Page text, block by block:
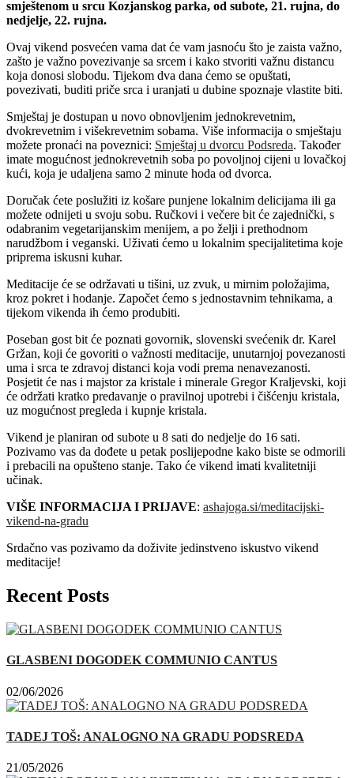
smještenom u srcu Kozjanskog parka, od subote, 21. rujna, do
nedjelje, 22. rujna.
Ovaj vikend posvećen vama dat će vam jasnoću što je zaista važno,
zašto je važno povezivanje sa srcem i kako stvoriti važnu distancu
koja donosi slobodu. Tijekom dva dana ćemo se opuštati,
povezivati, buditi priče srca i uranjati u dubine spoznaje vlastite biti.
Smještaj je dostupan u novo obnovljenim jednokrevetnim,
dvokrevetnim i višekrevetnim sobama. Više informacija o smještaju
možete pronaći na poveznici: Smještaj u dvorcu Podsreda. Također
imate mogućnost jednokrevetnih soba po povoljnoj cijeni u lovačkoj
kući, koja je udaljena samo 2 minute hoda od dvorca.
Doručak ćete poslužiti iz košare punjene lokalnim delicijama ili ga
možete odnijeti u svoju sobu. Ručkovi i večere bit će zajednički, s
odabranim vegetarijanskim menijem, a po želji i prethodnom
narudžbom i veganski. Uživati ćemo u lokalnim specijalitetima koje
priprema iskusni kuhar.
Meditacije će se održavati u tišini, uz zvuk, u mirnim položajima,
kroz pokret i hodanje. Započet ćemo s jednostavnim tehnikama, a
tijekom vikenda ih ćemo produbiti.
Poseban gost bit će poznati govornik, slovenski svećenik dr. Karel
Gržan, koji će govoriti o važnosti meditacije, unutarnjoj povezanosti
uma i srca te zdravoj distanci koja vodi prema nenavezanosti.
Posjetit će nas i majstor za kristale i minerale Gregor Kraljevski, koji
će održati kratko predavanje o pravilnoj upotrebi i čišćenju kristala,
uz mogućnost pregleda i kupnje kristala.
Vikend je planiran od subote u 8 sati do nedjelje do 16 sati.
Pozivamo vas da dođete u petak poslijepodne kako biste se odmorili
i prebacili na opušteno stanje. Tako će vikend imati kvalitetniji
učinak.
VIŠE INFORMACIJA I PRIJAVE: ashajoga.si/meditacijski-
vikend-na-gradu
Srdačno vas pozivamo da doživite jedinstveno iskustvo vikend
meditacije!
Recent Posts
GLASBENI DOGODEK COMMUNIO CANTUS
02/06/2026
TADEJ TOŠ: ANALOGNO NA GRADU PODSREDA
21/05/2026